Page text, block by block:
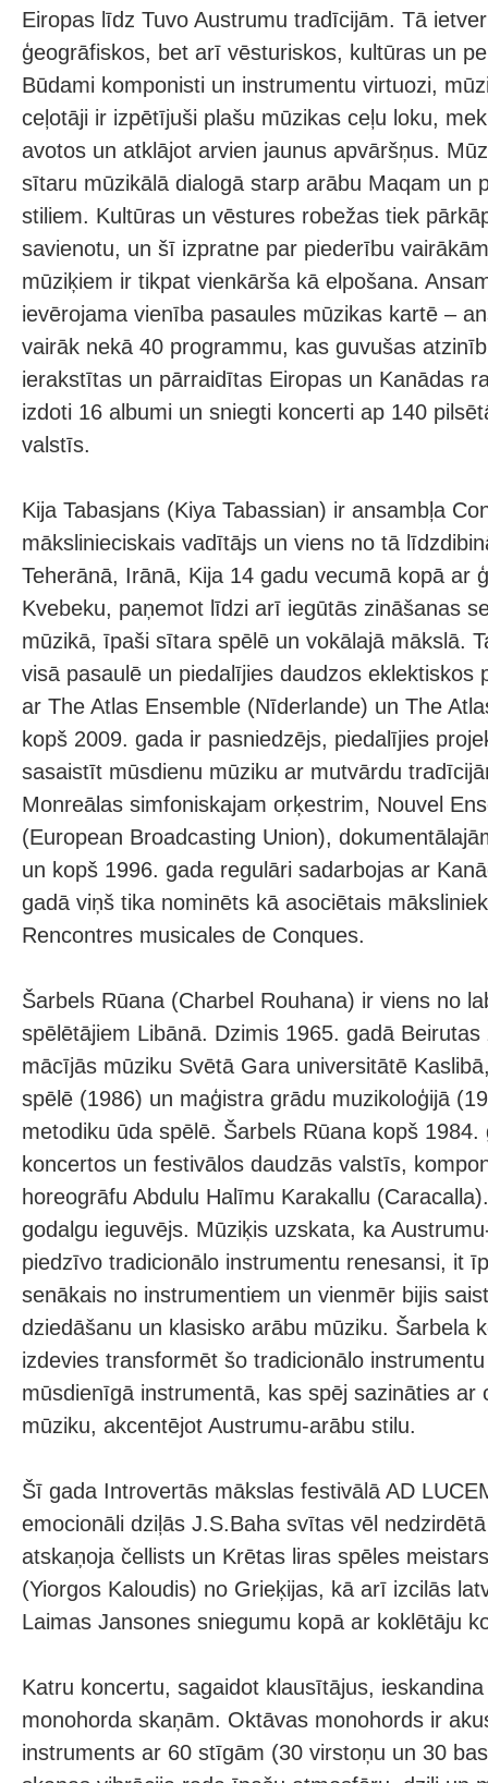
Eiropas līdz Tuvo Austrumu tradīcijām. Tā
ģeogrāfiskos, bet arī vēsturiskos, kultūras un
Būdami komponisti un instrumentu virtuozi,
ceļotāji ir izpētījuši plašu mūzikas ceļu loku,
avotos un atklājot arvien jaunus apvāršņus.
sītaru mūzikālā dialogā starp arābu Maqam un
stiliem. Kultūras un vēstures robežas tiek
savienotu, un šī izpratne par piederību
mūziķiem ir tikpat vienkārša kā elpošana.
ievērojama vienība pasaules mūzikas kartē –
vairāk nekā 40 programmu, kas guvušas
ierakstītas un pārraidītas Eiropas un Kanādas
izdoti 16 albumi un sniegti koncerti ap 140
valstīs.
Kija Tabasjans (Kiya Tabassian) ir ansambļa
mākslinieciskais vadītājs un viens no tā
Teherānā, Irānā, Kija 14 gadu vecumā kopā ar
Kvebeku, paņemot līdzi arī iegūtās zināšanas
mūzikā, īpaši sītara spēlē un vokālajā mākslā.
visā pasaulē un piedalījies daudzos eklektiskos
ar The Atlas Ensemble (Nīderlande) un The
kopš 2009. gada ir pasniedzējs, piedalījies
sasaistīt mūsdienu mūziku ar mutvārdu
Monreālas simfoniskajam orķestrim, Nouvel
(European Broadcasting Union),
un kopš 1996. gada regulāri sadarbojas ar
gadā viņš tika nominēts kā asociētais
Rencontres musicales de Conques.
Šarbels Rūana (Charbel Rouhana) ir viens no
spēlētājiem Libānā. Dzimis 1965. gadā
mācījās mūziku Svētā Gara universitātē
spēlē (1986) un maģistra grādu muzikoloģijā
metodiku ūda spēlē. Šarbels Rūana kopš 1984.
koncertos un festivālos daudzās valstīs,
horeogrāfu Abdulu Halīmu Karakallu
godalgu ieguvējs. Mūziķis uzskata, ka
piedzīvo tradicionālo instrumentu renesansi, it
senākais no instrumentiem un vienmēr bijis
dziedāšanu un klasisko arābu mūziku. Šarbela
izdevies transformēt šo tradicionālo
mūsdienīgā instrumentā, kas spēj sazināties ar
mūziku, akcentējot Austrumu-arābu stilu.
Šī gada Introvertās mākslas festivālā AD
emocionāli dziļās J.S.Baha svītas vēl
atskaņoja čellists un Krētas liras spēles
(Yiorgos Kaloudis) no Grieķijas, kā arī izcilās
Laimas Jansones sniegumu kopā ar koklētāju
Katru koncertu, sagaidot klausītājus,
monohorda skaņām. Oktāvas monohords ir
instruments ar 60 stīgām (30 virstoņu un 30